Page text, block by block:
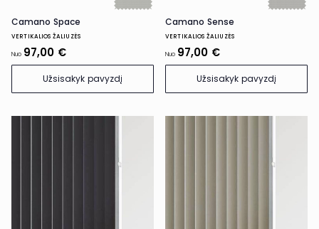
Camano Space
VERTIKALIOS ŽALIUZĖS
Nuo 97,00 €
Užsisakyk pavyzdį
Camano Sense
VERTIKALIOS ŽALIUZĖS
Nuo 97,00 €
Užsisakyk pavyzdį